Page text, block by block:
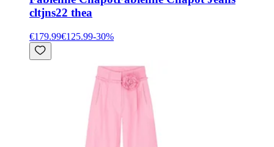
cltjns22 thea
€179.99€125.99-30%